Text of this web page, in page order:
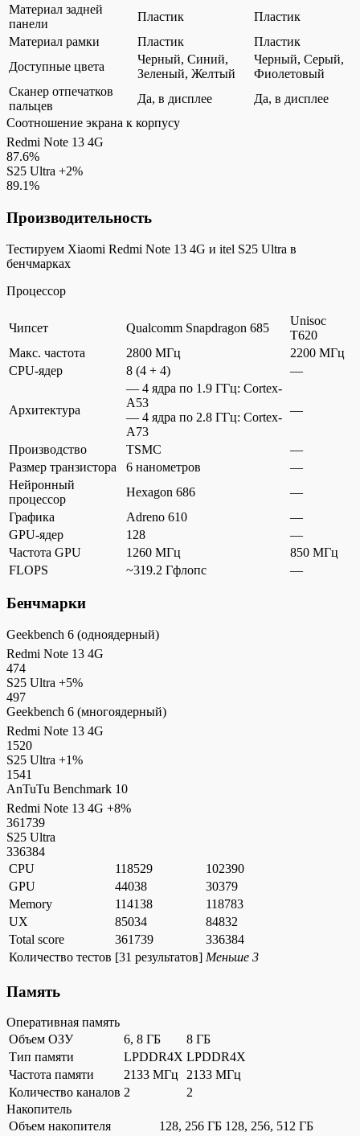
Материал задней
панели
Пластик
Пластик
Материал рамки
Пластик
Пластик
Доступные цвета
Черный, Синий,
Зеленый, Желтый
Черный, Серый,
Фиолетовый
Сканер отпечатков
пальцев
Да, в дисплее
Да, в дисплее
Соотношение экрана к корпусу
Redmi Note 13 4G
87.6%
S25 Ultra +2%
89.1%
Производительность
Тестируем Xiaomi Redmi Note 13 4G и itel S25 Ultra в
бенчмарках
Процессор
Чипсет Qualcomm Snapdragon 685
Unisoc
T620
Макс. частота
2800 МГц
2200 МГц
CPU-ядер
8 (4 + 4) —
Архитектура
— 4 ядра по 1.9 ГГц: Cortex-
A53
— 4 ядра по 2.8 ГГц: Cortex-
A73
—
Производство TSMC
—
Размер транзистора
6 нанометров
—
Нейронный
процессор
Hexagon 686
—
Графика
Adreno 610
—
GPU-ядер
128
—
Частота GPU
1260 МГц
850 МГц
FLOPS
~319.2 Гфлопс —
Бенчмарки
Geekbench 6 (одноядерный)
Redmi Note 13 4G
474
S25 Ultra +5%
497
Geekbench 6 (многоядерный)
Redmi Note 13 4G
1520
S25 Ultra +1%
1541
AnTuTu Benchmark 10
Redmi Note 13 4G +8%
361739
S25 Ultra
336384
CPU
118529
102390
GPU
44038
30379
Memory
114138
118783
UX
85034
84832
Total score
361739
336384
Количество тестов [31 результатов] Меньше 3
Память
Оперативная память
Объем ОЗУ
6, 8 ГБ
8 ГБ
Тип памяти
LPDDR4X LPDDR4X
Частота памяти
2133 МГц
2133 МГц
Количество каналов 2
2
Накопитель
Объем накопителя
128, 256 ГБ 128, 256, 512 ГБ